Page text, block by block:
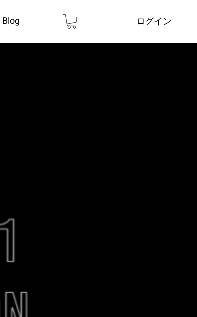
Blog ログイン